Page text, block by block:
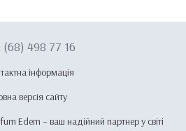
(68) 498 77 16
інформація
версія сайту
Edem – ваш надійний партнер у світі